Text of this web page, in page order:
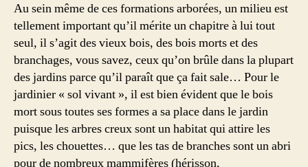
Au sein même de ces formations arborées, un milieu est
tellement important qu’il mérite un chapitre à lui tout
seul, il s’agit des vieux bois, des bois morts et des
branchages, vous savez, ceux qu’on brûle dans la plupart
des jardins parce qu’il paraît que ça fait sale… Pour le
jardinier « sol vivant », il est bien évident que le bois
mort sous toutes ses formes a sa place dans le jardin
puisque les arbres creux sont un habitat qui attire les
pics, les chouettes… que les tas de branches sont un abri
pour de nombreux mammifères (hérisson,